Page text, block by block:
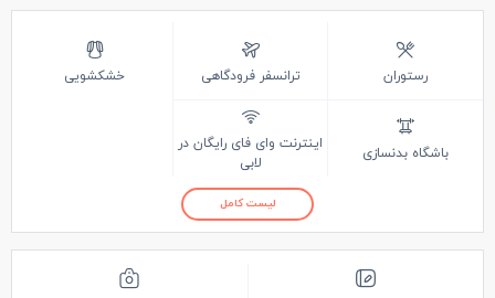
رستوران ترانسفر فرودگاهی خشکشویی
باشگاه بدنسازی
اینترنت وای فای رایگان در
لابی
لیست کامل